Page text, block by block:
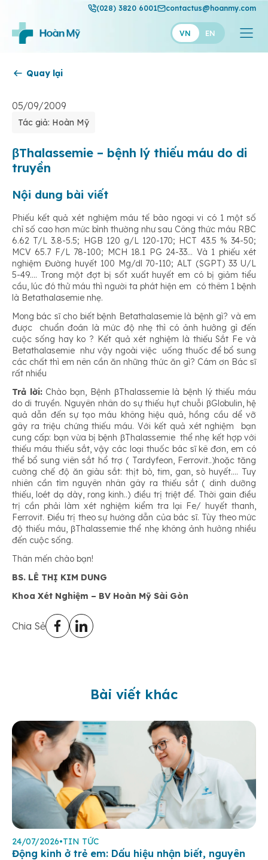
(028) 3820 6001 contactus@hoanmy.com
VN EN
Thuận Mỹ
Quay lại
05/09/2009
Tác giả: Hoàn Mỹ
βThalassemie – bệnh lý thiếu máu do di
truyền
Nội dung bài viết
Phiếu kết quả xét nghiệm máu tế bào ngoại vi có 1 một số
chỉ số cao hơn mức bình thường như sau Công thức máu RBC
6.62 T/L 3.8-5.5; HGB 120 g/L 120-170; HCT 43.5 % 34-50;
MCV 65.7 F/L 78-100; MCH 18.1 PG 24-33… Và 1 phiếu xét
nghiệm Đường huyết 100 Mg/dl 70-110; ALT (SGPT) 33 U/L
5-49…. Trong một đợt bị sốt xuất huyết em có bị giảm tiểu
cầu, lúc đó thử máu thì người ta phát hiện em có thêm 1 bệnh
là Betathalasemie nhẹ.
Mong bác sĩ cho biết bệnh Betathalasemie là bệnh gì? và em
được chuẩn đoán là mức độ nhẹ thì có ảnh hưởng gì đến
cuộc sống hay ko ? Kết quả xét nghiệm là thiếu Sắt Fe và
Betathalasemie như vậy ngoài việc uống thuốc để bổ sung
các chất thì em nên cần ăn những thức ăn gì? Cám ơn Bác sĩ
rất nhiều
Trả lời:Chào bạn, Bệnh βThalassemie là bệnh lý thiếu máu
do di truyền. Nguyên nhân do sự thiếu hụt chuỗi βGlobulin, hệ
quả dẫn đến sự tạo máu không hiệu quả, hồng cầu dể vỡ
gây ra triệu chứng thiếu máu. Với kết quả xét nghiệm bạn
cung cấp: bạn vừa bị bệnh βThalassemie thể nhẹ kết hợp với
thiếu máu thiếu sắt, vậy các loại thuốc bác sĩ kê đơn, em có
thể bổ sung viên sắt hổ trợ ( Tardyfeon, Ferrovit..)hoặc tăng
cường chế độ ăn giàu sắt: thịt bò, tim, gan, sò huyết…. Tuy
nhiên cần tìm nguyên nhân gây ra thiếu sắt ( dinh dưỡng
thiếu, loét dạ dày, rong kinh..) điều trị triệt để. Thời gain điều
trị cần phải làm xét nghiệm kiểm tra lại Fe/ huyết thanh,
Ferrovit. Điều trị theo sự hướng dẫn của bác sĩ. Tùy theo mức
độ thiếu máu, βThalassemie thể nhẹ không ảnh hưởng nhiều
đến cuộc sống.
Thân mến chào bạn!
BS. LÊ THỊ KIM DUNG
Khoa Xét Nghiệm – BV Hoàn Mỹ Sài Gòn
Chia Sẻ
Bài viết khác
24/07/2026•TIN TỨC
Động kinh ở trẻ em: Dấu hiệu nhận biết, nguyên